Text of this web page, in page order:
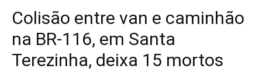
Colisão entre van e caminhão
na BR-116, em Santa
Terezinha, deixa 15 mortos